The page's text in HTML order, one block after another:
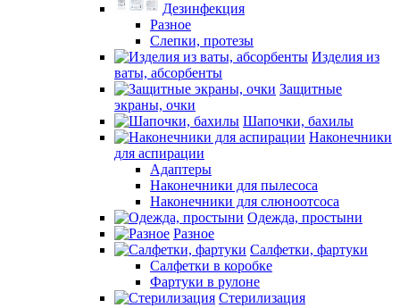
Дезинфекция
Разное
Слепки, протезы
Изделия из
ваты, абсорбенты
Защитные
экраны, очки
Шапочки, бахилы
Наконечники
для аспирации
Адаптеры
Наконечники для пылесоса
Наконечники для слюноотсоса
Одежда, простыни
Разное
Салфетки, фартуки
Салфетки в коробке
Фартуки в рулоне
Стерилизация